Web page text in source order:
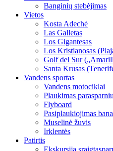
Banginių stebėjimas
Vietos
Kosta Adechė
Las Galletas
Los Gigantesas
Los Kristianosas
Golf del Sur
Santa Krusas
Vandens sportas
Vandens motociklai
Plaukimas parasparniu
Flyboard
Pasiplaukiojimas
Muselinė žuvis
Irklentės
Patirtis
Ekskursija